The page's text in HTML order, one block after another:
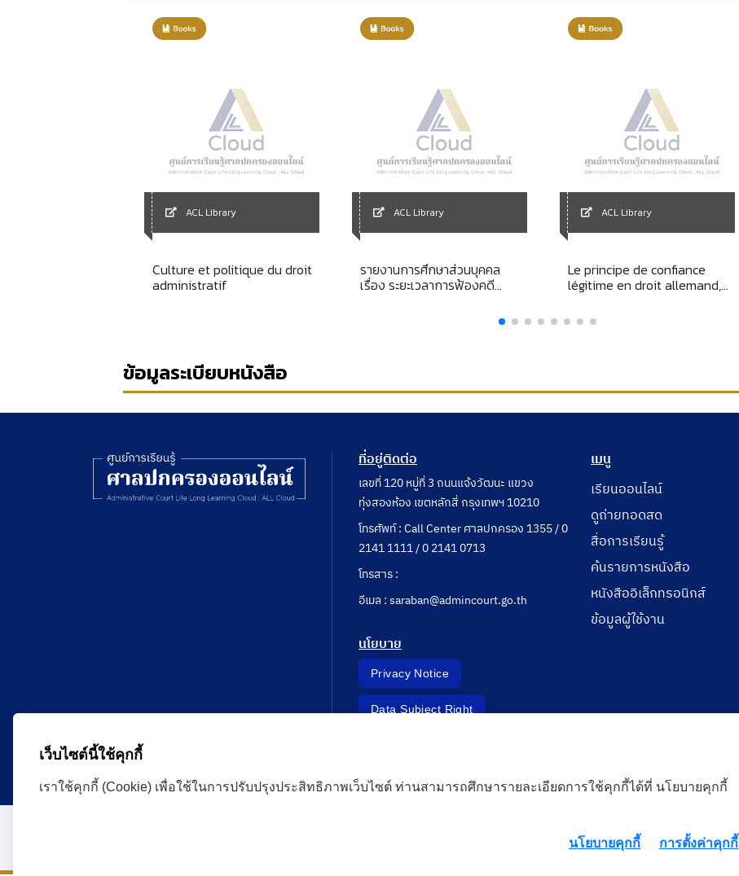
ACL Library
Culture et politique du droit
administratif
ACL Library
รายงานการศึกษาส่วนบุคคล
เรื่อง ระยะเวลาการฟ้องคดี
ทางปกครองใช้สิทธิเรียกร้องให้
เจ้าหน้าที่ชดใช้ค่าสินไหมทดแทน
ACL Library
Le principe de confiance
légitime en droit allemand,
ข้อมูลระเบียบหนังสือ
ที่อยู่ติดต่อ
เลขที่ 120 หมู่ที่ 3 ถนนแจ้งวัฒนะ แขวง
ทุ่งสองห้อง เขตหลักสี่ กรุงเทพฯ 10210
โทรศัพท์ : Call Center ศาลปกครอง 1355 / 0
2141 1111 / 0 2141 0713
โทรสาร :
อีเมล : saraban@admincourt.go.th
นโยบาย
Privacy Notice
Data Subject Right
เมนู
เรียนออนไลน์
ดูถ่ายทอดสด
สื่อการเรียนรู้
ค้นรายการหนังสือ
หนังสืออิเล็กทรอนิกส์
ข้อมูลผู้ใช้งาน
เว็บไซต์นี้ใช้คุกกี้
เราใช้คุกกี้ (Cookie) เพื่อใช้ในการปรับปรุงประสิทธิภาพเว็บไซต์ ท่านสามารถศึกษารายละเอียดการใช้คุกกี้ได้ที่ นโยบายคุกกี้
นโยบายคุกกี้ การตั้งค่าคุกกี้